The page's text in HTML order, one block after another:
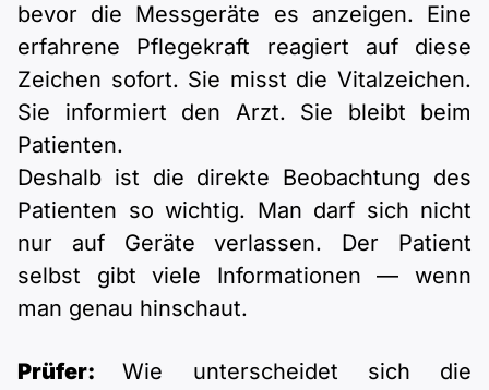
bevor die Messgeräte es anzeigen. Eine
erfahrene Pflegekraft reagiert auf diese
Zeichen sofort. Sie misst die Vitalzeichen.
Sie informiert den Arzt. Sie bleibt beim
Patienten.
Deshalb ist die direkte Beobachtung des
Patienten so wichtig. Man darf sich nicht
nur auf Geräte verlassen. Der Patient
selbst gibt viele Informationen — wenn
man genau hinschaut.
Prüfer:Wie unterscheidet sich die